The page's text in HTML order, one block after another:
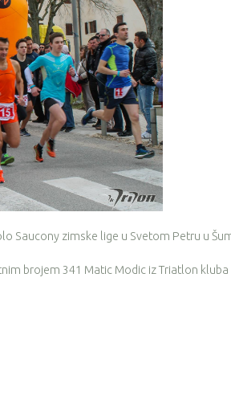
Saucony zimske lige u Svetom Petru u
brojem 341 Matic Modic iz Triatlon kluba